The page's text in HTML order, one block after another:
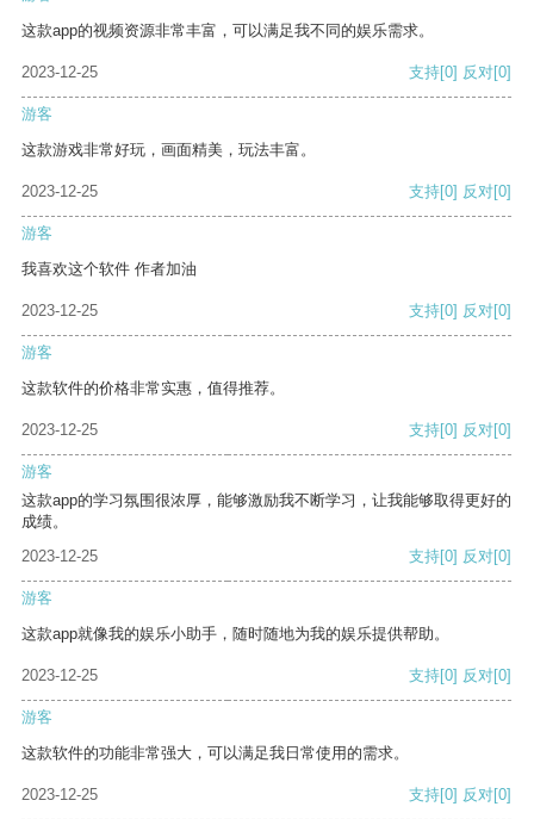
这款app的视频资源非常丰富，可以满足我不同的娱乐需求。
2023-12-25 支持[0] 反对[0]
游客
这款游戏非常好玩，画面精美，玩法丰富。
2023-12-25 支持[0] 反对[0]
游客
我喜欢这个软件 作者加油
2023-12-25 支持[0] 反对[0]
游客
这款软件的价格非常实惠，值得推荐。
2023-12-25 支持[0] 反对[0]
游客
这款app的学习氛围很浓厚，能够激励我不断学习，让我能够取得更好的
成绩。
2023-12-25
支持[0] 反对[0]
游客
这款app就像我的娱乐小助手，随时随地为我的娱乐提供帮助。
2023-12-25 支持[0] 反对[0]
游客
这款软件的功能非常强大，可以满足我日常使用的需求。
2023-12-25 支持[0] 反对[0]